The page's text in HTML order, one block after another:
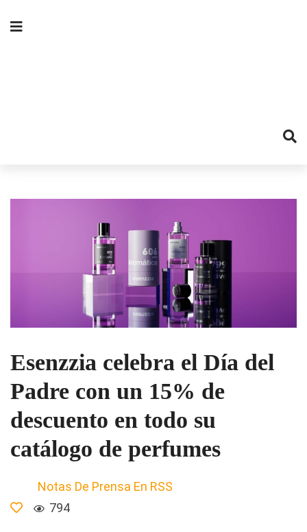
Esenzzia celebra el Día del
Padre con un 15% de
descuento en todo su
catálogo de perfumes
Notas De Prensa En RSS
794